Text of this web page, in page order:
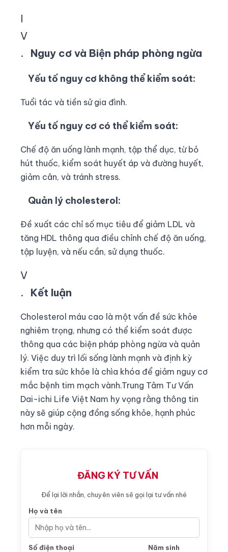
I
V
.
Nguy cơ và Biện pháp phòng ngừa
Yếu tố nguy cơ không thể kiểm soát:
Tuổi tác và tiền sử gia đình.
Yếu tố nguy cơ có thể kiểm soát:
Chế độ ăn uống lành mạnh, tập thể dục, từ bỏ
hút thuốc, kiểm soát huyết áp và đường huyết,
giảm cân, và tránh stress.
Quản lý cholesterol:
Đề xuất các chỉ số mục tiêu để giảm LDL và
tăng HDL thông qua điều chỉnh chế độ ăn uống,
tập luyện, và nếu cần, sử dụng thuốc.
V
.
Kết luận
Cholesterol máu cao là một vấn đề sức khỏe
nghiêm trọng, nhưng có thể kiểm soát được
thông qua các biện pháp phòng ngừa và quản
lý. Việc duy trì lối sống lành mạnh và định kỳ
kiểm tra sức khỏe là chìa khóa để giảm nguy cơ
mắc bệnh tim mạch vành.Trung Tâm Tư Vấn
Dai-ichi Life Việt Nam hy vọng rằng thông tin
này sẽ giúp cộng đồng sống khỏe, hạnh phúc
hơn mỗi ngày.
ĐĂNG KÝ TƯ VẤN
Để lại lời nhắn, chuyên viên sẽ gọi lại tư vấn nhé
Họ và tên
Số điện thoại Năm sinh